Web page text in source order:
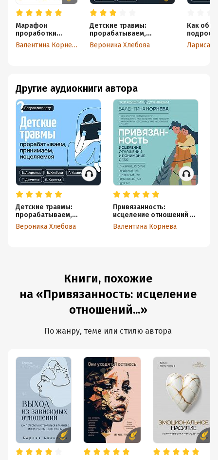
Марафон
проработки
детских травм.
Создаем
Валентина Корнева
Детские травмы:
прорабатываем,
принимаем, исцеляемся
Вероника Хлебова
Как
доверие
Лариса
Другие аудиокниги автора
Детские травмы:
прорабатываем,
принимаем, исцеляемся
Вероника Хлебова
Привязанность:
исцеление отношений и
понимание себя
Валентина Корнева
Книги, похожие
на «Привязанность: исцеление
отношений...»
По жанру, теме или стилю автора